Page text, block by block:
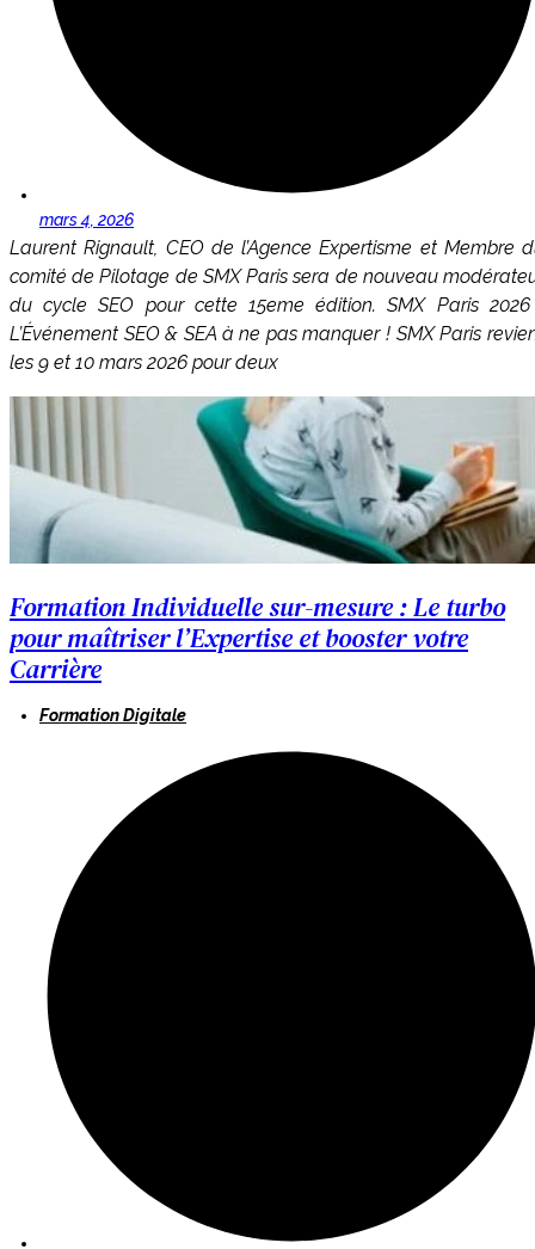
mars 4, 2026
Laurent Rignault, CEO de l’Agence Expertisme et Membre
comité de Pilotage de SMX Paris sera de nouveau
du cycle SEO pour cette 15eme édition. SMX Paris
L’Événement SEO & SEA à ne pas manquer ! SMX Paris
les 9 et 10 mars 2026 pour deux
Formation Individuelle sur-mesure : Le turbo
pour maîtriser l’Expertise et booster votre
Carrière
Formation Digitale